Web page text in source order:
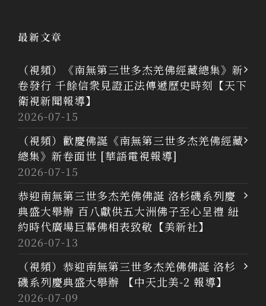
最新文章
（視頻）《南無第三世多杰羌佛經藏總集》新
卷發行 千餘信衆見證正法傳遞歷史時刻【天下
衛視新聞報導】
2026-07-15
（視頻）歡慶佛誕《南無第三世多杰羌佛經藏
總集》新卷面世 [華語電視報導]
2026-07-15
恭迎南無第三世多杰羌佛佛誕 洛杉磯系列慶
典盛大舉辦 百八獻供五大洲佛子至心呈禮 紐
約時代廣場巨幕佛相表致敬【美新社】
2026-07-13
（視頻）恭迎南無第三世多杰羌佛佛誕 洛杉
磯系列慶典盛大舉辦 【中天北美-2 報導】
2026-07-09